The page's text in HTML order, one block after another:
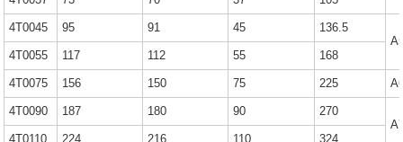
4T0045 95 91 45
136.5
4T0055
117 112 55 168
4T0075 156 150 75 225
4T0090 187 180 90
270
4T0110
224 216 110 324